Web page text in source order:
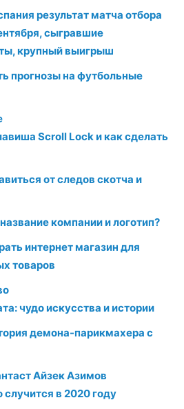
результат матча отбора
сыгравшие
крупный выигрыш
прогнозы на футбольные
Scroll Lock и как сделать
от следов скотча и
компании и логотип?
интернет магазин для
товаров
чудо искусства и истории
демона-парикмахера с
Айзек Азимов
случится в 2020 году